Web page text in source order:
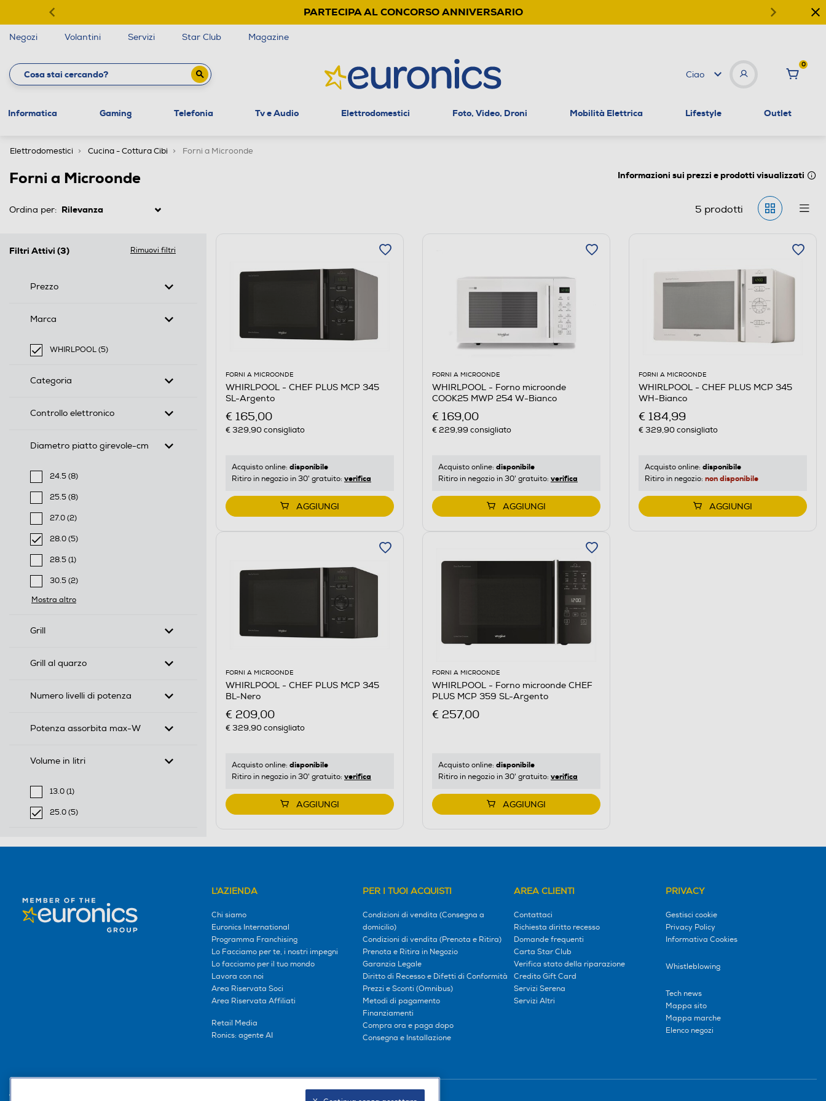
PARTECIPA AL CONCORSO ANNIVERSARIO
Negozi Volantini Servizi Star Club Magazine
Ciao
0
Informatica Gaming Telefonia Tv e Audio Elettrodomestici Foto, Video, Droni Mobilità Elettrica Lifestyle Outlet
Elettrodomestici Cucina - Cottura Cibi Forni a Microonde
Forni a Microonde Informazioni sui prezzi e prodotti visualizzati
Ordina per: 5 prodotti
Filtri Attivi (3) Rimuovi filtri
Prezzo
Marca
WHIRLPOOL (5)
Categoria
Controllo elettronico
Diametro piatto girevole-cm
24.5 (8)
Filtra per Diametro piatto girevole-cm: 24.5
25.5 (8)
Filtra per Diametro piatto girevole-cm: 25.5
27.0 (2)
Filtra per Diametro piatto girevole-cm: 27.0
28.0 (5)
selected Filtro applicato per Diametro piatto girevole-cm: 28.0
28.5 (1)
Filtra per Diametro piatto girevole-cm: 28.5
30.5 (2)
Filtra per Diametro piatto girevole-cm: 30.5
Mostra altro
Grill
Grill al quarzo
Numero livelli di potenza
Potenza assorbita max-W
Volume in litri
13.0 (1)
Filtra per Volume in litri: 13.0
25.0 (5)
FORNI A MICROONDE
WHIRLPOOL - CHEF PLUS MCP 345
SL-Argento
€ 165,00
€ 329,90consigliato
Acquisto online: disponibile
Ritiro in negozio in 30' gratuito: verifica
AGGIUNGI
FORNI A MICROONDE
WHIRLPOOL - Forno microonde
COOK25 MWP 254 W-Bianco
€ 169,00
€ 229,99 consigliato
Acquisto online: disponibile
Ritiro in negozio in 30' gratuito: verifica
AGGIUNGI
FORNI A MICROONDE
WHIRLPOOL - CHEF PLUS MCP 345
WH-Bianco
€ 184,99
€ 329,90consigliato
Acquisto online: disponibile
Ritiro in negozio: non disponibile
AGGIUNGI
FORNI A MICROONDE
WHIRLPOOL - CHEF PLUS MCP 345
BL-Nero
€ 209,00
€ 329,90consigliato
Acquisto online: disponibile
Ritiro in negozio in 30' gratuito: verifica
AGGIUNGI
FORNI A MICROONDE
WHIRLPOOL - Forno microonde CHEF
PLUS MCP 359 SL-Argento
€ 257,00
Acquisto online: disponibile
Ritiro in negozio in 30' gratuito: verifica
AGGIUNGI
L'AZIENDA
Chi siamo
Euronics International
Programma Franchising
Lo Facciamo per te, i nostri impegni
Lo facciamo per il tuo mondo
Lavora con noi
Area Riservata Soci
Area Riservata Affiliati
Retail Media
Ronics: agente AI
PER I TUOI ACQUISTI
Condizioni di vendita (Consegna a
domicilio)
Condizioni di vendita (Prenota e Ritira)
Prenota e Ritira in Negozio
Garanzia Legale
Diritto di Recesso e Difetti di Conformità
Prezzi e Sconti (Omnibus)
Metodi di pagamento
Finanziamenti
Compra ora e paga dopo
Consegna e Installazione
AREA CLIENTI
Contattaci
Richiesta diritto recesso
Domande frequenti
Carta Star Club
Verifica stato della riparazione
Credito Gift Card
Servizi Serena
Servizi Altri
PRIVACY
Gestisci cookie
Privacy Policy
Informativa Cookies
Whistleblowing
Tech news
Mappa sito
Mappa marche
Elenco negozi
Trova negozio Seguici sui social